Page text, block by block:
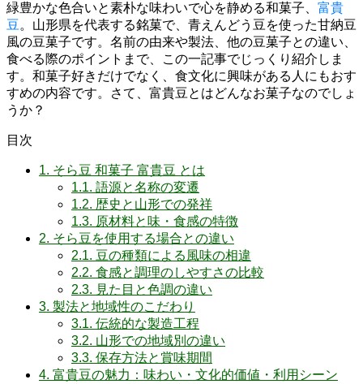
緑豊かな色合いと素朴な味わいで心を静める和菓子、 富貴
豆。山形県を代表する銘菓で、青えんどう豆を使った甘納豆
風の豆菓子です。名前の由来や製法、他の豆菓子との違い、
食べる際のポイントまで、この一記事でじっくり紹介しま
す。和菓子好きだけでなく、食文化に興味がある人にもおす
すめの内容です。さて、富貴豆とはどんなお菓子なのでしょ
うか？
目次
1. そら豆 和菓子 富貴豆 とは
1.1. 語源と名称の変遷
1.2. 歴史と山形での発祥
1.3. 原材料と味・食感の特徴
2. そら豆を使用する場合との違い
2.1. 豆の種類による風味の相違
2.2. 食感と調理のしやすさの比較
2.3. 見た目と色調の違い
3. 製法と地域性のこだわり
3.1. 伝統的な製造工程
3.2. 山形での地域別の違い
3.3. 保存方法と賞味期間
4. 富貴豆の魅力：味わい・文化的価値・利用シーン